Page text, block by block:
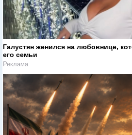
Галустян женился на любовнице,
его семьи
Реклама